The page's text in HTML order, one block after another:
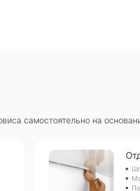
самостоятельно на